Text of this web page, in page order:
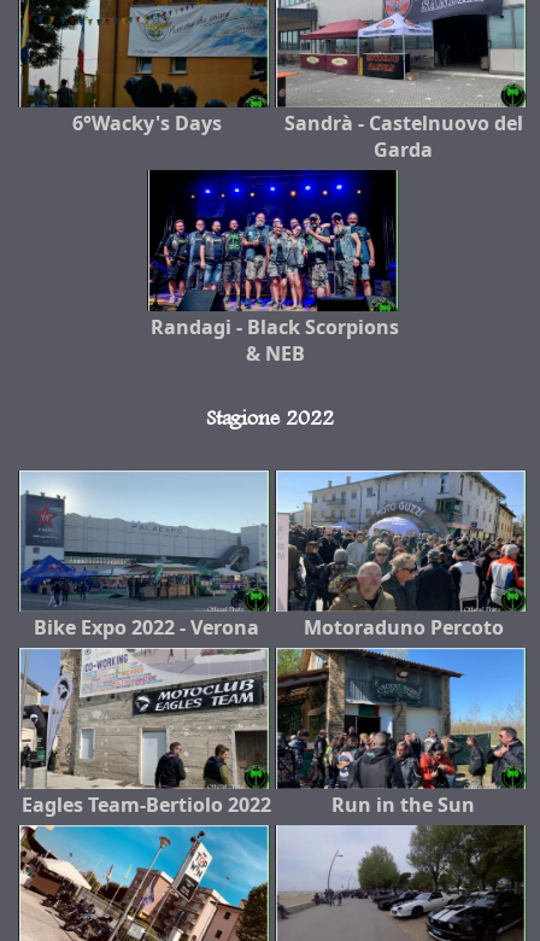
6°Wacky's Days
Sandrà - Castelnuovo del
Garda
Randagi - Black Scorpions
& NEB
Stagione 2022
Bike Expo 2022 - Verona Motoraduno Percoto
Eagles Team-Bertiolo 2022 Run in the Sun